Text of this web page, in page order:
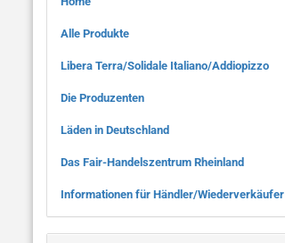
Alle Produkte
Libera Terra/Solidale Italiano/Addiopizzo
Die Produzenten
Läden in Deutschland
Das Fair-Handelszentrum Rheinland
Informationen für Händler/Wiederverkäufer